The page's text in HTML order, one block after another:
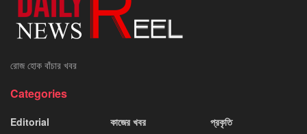
রোজ হোক বাঁচার খবর
Categories
Editorial
কাজের খবর
প্রকৃতি